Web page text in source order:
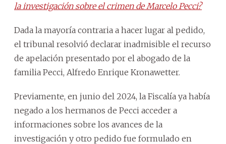
la investigación sobre el crimen de Marcelo Pecci?
Dada la mayoría contraria a hacer lugar al pedido,
el tribunal resolvió declarar inadmisible el recurso
de apelación presentado por el abogado de la
familia Pecci, Alfredo Enrique Kronawetter.
Previamente, en junio del 2024, la Fiscalía ya había
negado a los hermanos de Pecci acceder a
informaciones sobre los avances de la
investigación y otro pedido fue formulado en